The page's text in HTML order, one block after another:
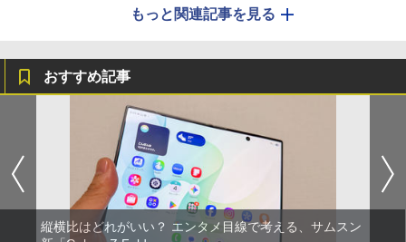
もっと関連記事を見る
おすすめ記事
縦横比はどれがいい？ エンタメ目線で考える、サムスン